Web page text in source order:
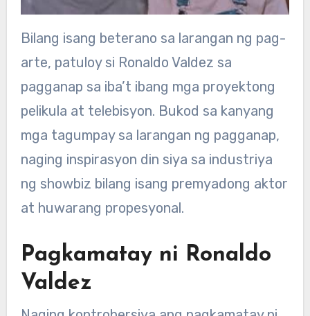
Bilang isang beterano sa larangan ng pag-
arte, patuloy si Ronaldo Valdez sa
pagganap sa iba’t ibang mga proyektong
pelikula at telebisyon. Bukod sa kanyang
mga tagumpay sa larangan ng pagganap,
naging inspirasyon din siya sa industriya
ng showbiz bilang isang premyadong aktor
at huwarang propesyonal.
Pagkamatay ni Ronaldo
Valdez